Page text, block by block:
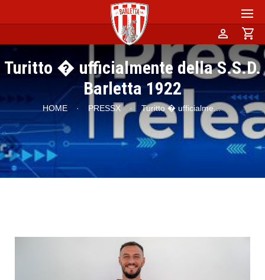
person shopping_cart
Turitto � ufficialmente della S.S.D.
Barletta 1922
HOME · PRESSX · Turitto � ufficialme ...